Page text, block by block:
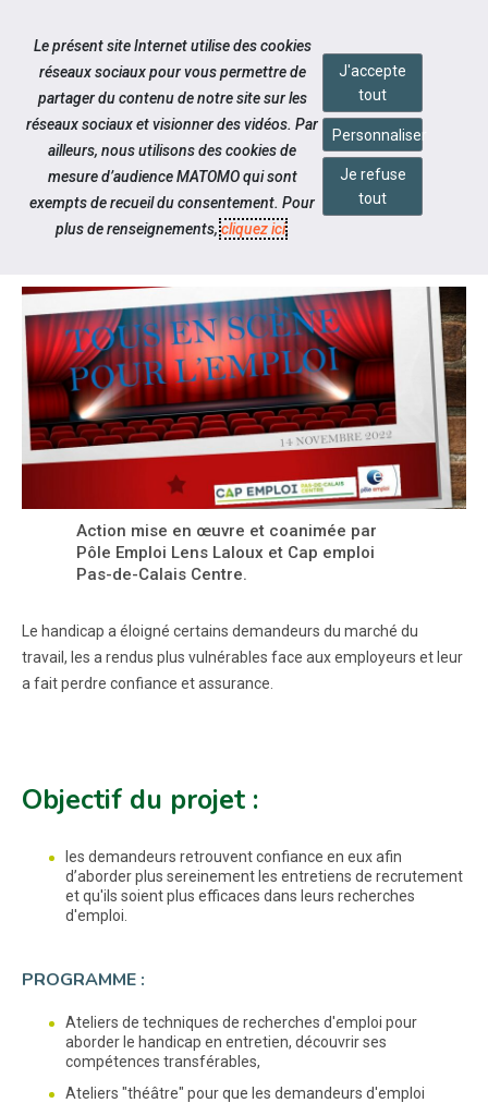
Aller au contenu
Notre actualité
TOUS EN SCÈNE POUR L'EMPLOI !
Action mise en œuvre et coanimée par
Pôle Emploi Lens Laloux et Cap emploi
Pas-de-Calais Centre.
Le handicap a éloigné certains demandeurs du marché du
travail, les a rendus plus vulnérables face aux employeurs et leur
a fait perdre confiance et assurance.
Objectif du projet :
les demandeurs retrouvent confiance en eux afin
d’aborder plus sereinement les entretiens de recrutement
et qu'ils soient plus efficaces dans leurs recherches
d'emploi.
PROGRAMME :
Ateliers de techniques de recherches d'emploi pour
aborder le handicap en entretien, découvrir ses
compétences transférables,
Ateliers "théâtre" pour que les demandeurs d'emploi
Le présent site Internet utilise des cookies
réseaux sociaux pour vous permettre de
partager du contenu de notre site sur les
réseaux sociaux et visionner des vidéos. Par
ailleurs, nous utilisons des cookies de
mesure d’audience MATOMO qui sont
exempts de recueil du consentement. Pour
plus de renseignements,cliquez ici.
J'accepte
tout
Personnaliser
Je refuse
tout